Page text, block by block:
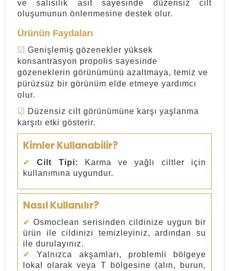
ve salisilik asit sayesinde düzensiz cilt
oluşumunun önlenmesine destek olur.
Ürünün Faydaları
☑ Genişlemiş gözenekler yüksek
konsantrasyon propolis sayesinde
gözeneklerin görünümünü azaltmaya, temiz ve
pürüzsüz bir görünüm elde etmeye yardımcı
olur.
☑ Düzensiz cilt görünümüne karşı yaşlanma
karşıtı etki gösterir.
Kimler Kullanabilir?
✔ Cilt Tipi: Karma ve yağlı ciltler için
kullanımına uygundur.
Nasıl Kullanılır?
✔ Osmoclean serisinden cildinize uygun bir
ürün ile cildinizi temizleyiniz, ardından su
ile durulayınız.
✔
Yalnızca akşamları, problemli bölgeye
lokal olarak veya T bölgesine (alın, burun,